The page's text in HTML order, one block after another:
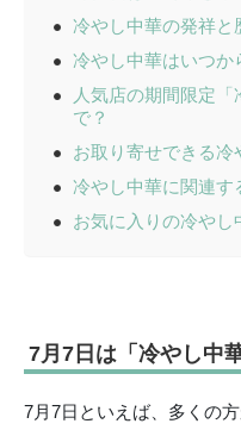
冷やし中華の発祥と
冷やし中華はいつか
人気店の期間限定「
で？
お取り寄せできる冷
冷やし中華に関連す
お気に入りの冷やし
7月7日は「冷やし中
7月7日といえば、多くの